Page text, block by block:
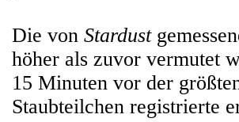
Die von Stardust
höher als zuvor vermutet
15 Minuten vor der
Staubteilchen registrierte